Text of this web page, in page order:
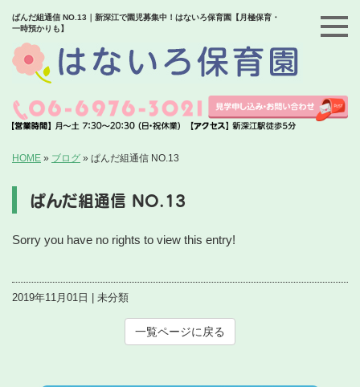
ぱんだ組通信 NO.13｜新深江で園児募集中！はないろ保育園【月極保育・
一時預かりも】
HOME » ブログ » ぱんだ組通信 NO.13
ぱんだ組通信 NO.13
Sorry you have no rights to view this entry!
2019年11月01日 | 未分類
一覧ページに戻る